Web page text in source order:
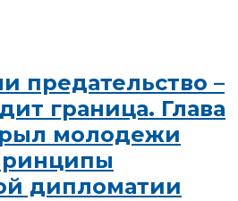
предательство –
граница. Глава
молодежи
дипломатии